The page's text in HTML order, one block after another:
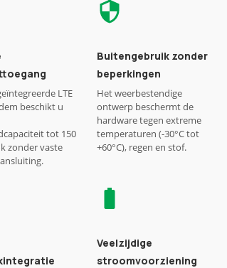
LTE
beschikt u
tot 150
zonder vaste
Buitengebruik zonder
beperkingen
Het weerbestendige
ontwerp beschermt de
hardware tegen extreme
temperaturen (-30°C tot
+60°C), regen en stof.
Veelzijdige
stroomvoorziening